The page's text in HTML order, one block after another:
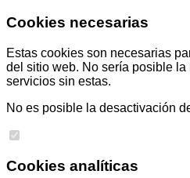
Cookies necesarias
Estas cookies son necesarias
del sitio web. No sería posible
servicios sin estas.
No es posible la desactivación
Cookies analíticas